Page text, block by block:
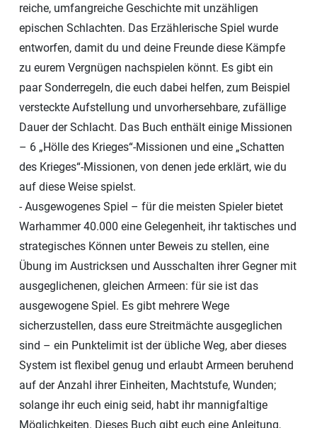
reiche, umfangreiche Geschichte mit unzähligen
epischen Schlachten. Das Erzählerische Spiel wurde
entworfen, damit du und deine Freunde diese Kämpfe
zu eurem Vergnügen nachspielen könnt. Es gibt ein
paar Sonderregeln, die euch dabei helfen, zum Beispiel
versteckte Aufstellung und unvorhersehbare, zufällige
Dauer der Schlacht. Das Buch enthält einige Missionen
– 6 „Hölle des Krieges“-Missionen und eine „Schatten
des Krieges“-Missionen, von denen jede erklärt, wie du
auf diese Weise spielst.
- Ausgewogenes Spiel – für die meisten Spieler bietet
Warhammer 40.000 eine Gelegenheit, ihr taktisches und
strategisches Können unter Beweis zu stellen, eine
Übung im Austricksen und Ausschalten ihrer Gegner mit
ausgeglichenen, gleichen Armeen: für sie ist das
ausgewogene Spiel. Es gibt mehrere Wege
sicherzustellen, dass eure Streitmächte ausgeglichen
sind – ein Punktelimit ist der übliche Weg, aber dieses
System ist flexibel genug und erlaubt Armeen beruhend
auf der Anzahl ihrer Einheiten, Machtstufe, Wunden;
solange ihr euch einig seid, habt ihr mannigfaltige
Möglichkeiten. Dieses Buch gibt euch eine Anleitung,